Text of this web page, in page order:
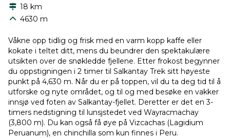
18 km
4630 m
Våkne opp tidlig og frisk med en varm kopp kaffe eller
kokate i teltet ditt, mens du beundrer den spektakulære
utsikten over de snøkledde fjellene. Etter frokost begynner
du oppstigningen i 2 timer til Salkantay Trek sitt høyeste
punkt på 4,630 m. Når du er på toppen, vil du ta deg tid til å
utforske og nyte området, og til og med besøke en vakker
innsjø ved foten av Salkantay-fjellet. Deretter er det en 3-
timers nedstigning til lunsjstedet ved Wayracmachay
(3,800 m). Du kan også få øye på Vizcachas (Lagidium
Peruanum), en chinchilla som kun finnes i Peru.